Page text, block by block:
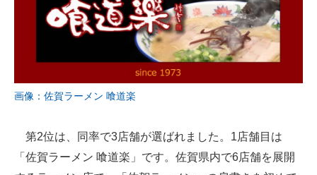
画像：佐賀ラーメン 喰道楽
第2位は、同率で3店舗が選ばれました。1店舗目は
「佐賀ラーメン 喰道楽」です。佐賀県内で6店舗を展開